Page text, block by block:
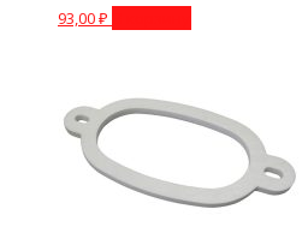
93,00₽